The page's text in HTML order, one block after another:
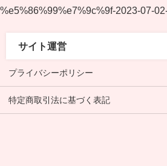
%e5%86%99%e7%9c%9f-2023-07-
サイト運営
プライバシーポリシー
特定商取引法に基づく表記